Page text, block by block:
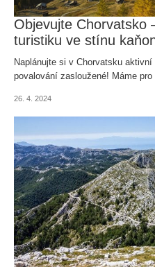
Objevujte Chorvatsko
turistiku ve stínu
Naplánujte si v Chorvatsku
povalování zasloužené! Máme
26. 4. 2024